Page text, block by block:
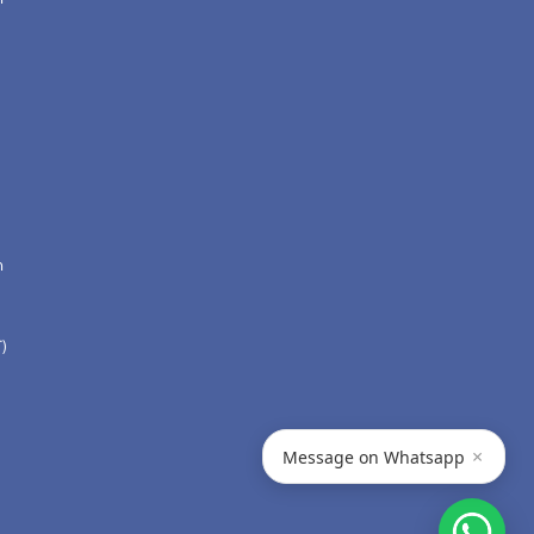
Message on Whatsapp ×